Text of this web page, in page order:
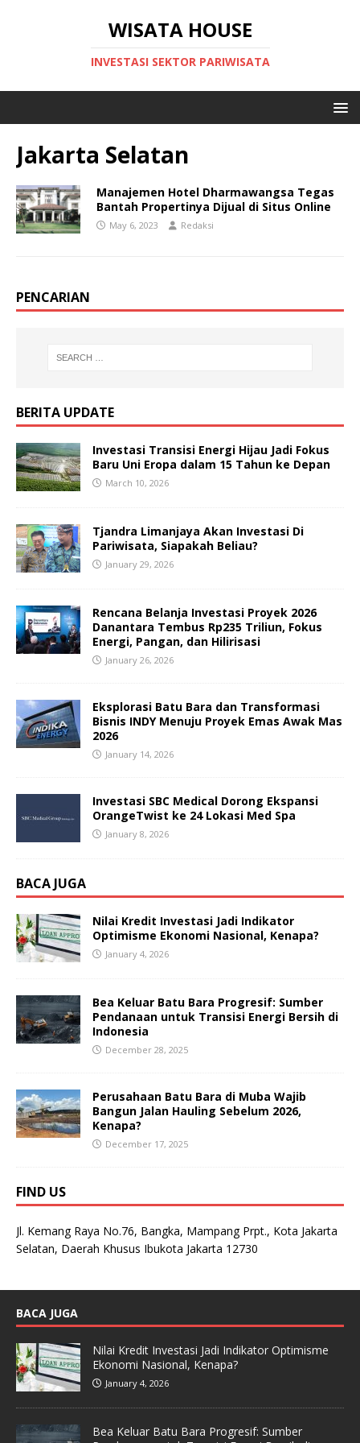
WISATA HOUSE
INVESTASI SEKTOR PARIWISATA
Jakarta Selatan
Manajemen Hotel Dharmawangsa Tegas
Bantah Propertinya Dijual di Situs Online
May 6, 2023 Redaksi
PENCARIAN
BERITA UPDATE
Investasi Transisi Energi Hijau Jadi Fokus
Baru Uni Eropa dalam 15 Tahun ke Depan
March 10, 2026
Tjandra Limanjaya Akan Investasi Di
Pariwisata, Siapakah Beliau?
January 29, 2026
Rencana Belanja Investasi Proyek 2026
Danantara Tembus Rp235 Triliun, Fokus
Energi, Pangan, dan Hilirisasi
January 26, 2026
Eksplorasi Batu Bara dan Transformasi
Bisnis INDY Menuju Proyek Emas Awak Mas
2026
January 14, 2026
Investasi SBC Medical Dorong Ekspansi
OrangeTwist ke 24 Lokasi Med Spa
January 8, 2026
BACA JUGA
Nilai Kredit Investasi Jadi Indikator
Optimisme Ekonomi Nasional, Kenapa?
January 4, 2026
Bea Keluar Batu Bara Progresif: Sumber
Pendanaan untuk Transisi Energi Bersih di
Indonesia
December 28, 2025
Perusahaan Batu Bara di Muba Wajib
Bangun Jalan Hauling Sebelum 2026,
Kenapa?
December 17, 2025
FIND US
Jl. Kemang Raya No.76, Bangka, Mampang Prpt., Kota Jakarta
Selatan, Daerah Khusus Ibukota Jakarta 12730
BACA JUGA
Nilai Kredit Investasi Jadi Indikator Optimisme
Ekonomi Nasional, Kenapa?
January 4, 2026
Bea Keluar Batu Bara Progresif: Sumber